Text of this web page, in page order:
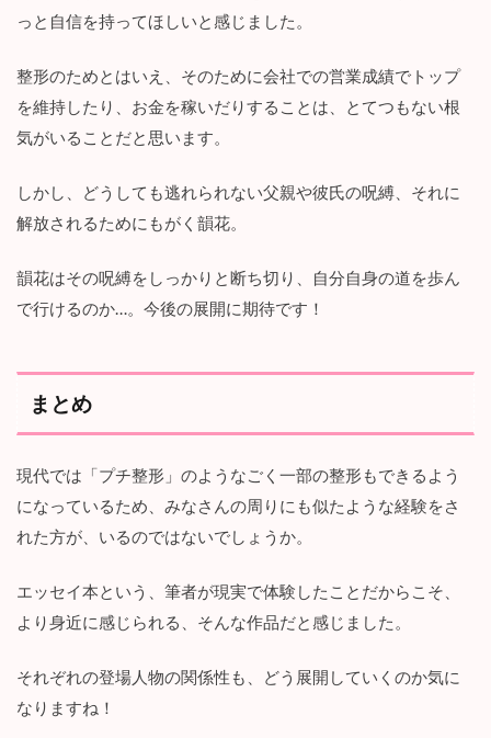
っと自信を持ってほしいと感じました。
整形のためとはいえ、そのために会社での営業成績でトップ
を維持したり、お金を稼いだりすることは、とてつもない根
気がいることだと思います。
しかし、どうしても逃れられない父親や彼氏の呪縛、それに
解放されるためにもがく韻花。
韻花はその呪縛をしっかりと断ち切り、自分自身の道を歩ん
で行けるのか…。今後の展開に期待です！
まとめ
現代では「プチ整形」のようなごく一部の整形もできるよう
になっているため、みなさんの周りにも似たような経験をさ
れた方が、いるのではないでしょうか。
エッセイ本という、筆者が現実で体験したことだからこそ、
より身近に感じられる、そんな作品だと感じました。
それぞれの登場人物の関係性も、どう展開していくのか気に
なりますね！